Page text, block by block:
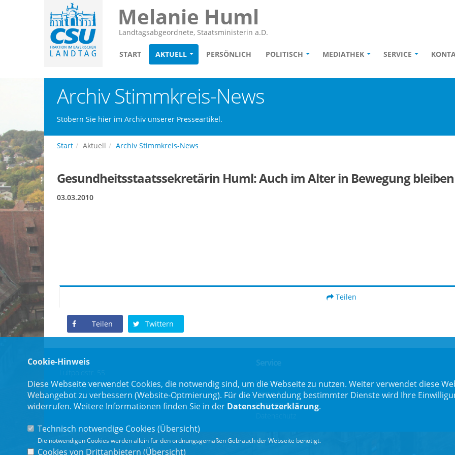
Melanie Huml
Landtagsabgeordnete, Staatsministerin a.D.
START AKTUELL PERSÖNLICH POLITISCH MEDIATHEK SERVICE
Archiv Stimmkreis-News
Stöbern Sie hier im Archiv unserer Presseartikel.
Start Aktuell Archiv Stimmkreis-News
Gesundheitsstaatssekretärin Huml: Auch im Alter in Bewegung bleiben
03.03.2010
Teilen
Teilen Twittern
Luitpoldstr. 55
96052 Bamberg
Service
Sitemap
Kontakt
Impressum
Datenschutz
Cookie-Hinweis
Diese Webseite verwendet Cookies, die notwendig sind, um die Webseite zu nutzen. Weiter verwendet diese
Webangebot zu verbessern (Website-Optmierung). Für die Verwendung bestimmter Dienste wird Ihre
widerrufen. Weitere Informationen finden Sie in der Datenschutzerklärung.
Technisch notwendige Cookies (Übersicht)
Die notwendigen Cookies werden allein für den ordnungsgemäßen Gebrauch der Webseite benötigt.
Cookies von Drittanbietern (Übersicht)